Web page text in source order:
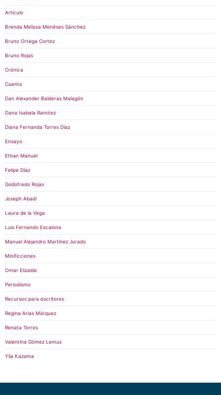
Artículo
Brenda Melissa Menéses Sánchez
Bruno Ortega Cortez
Bruno Rojas
Crónica
Cuento
Dan Alexander Balderas Malagón
Dana Isabela Ramírez
Diana Fernanda Torres Díaz
Ensayo
Ethan Manuel
Felipe Díaz
Godofredo Rojas
Joseph Abadi
Laura de la Vega
Luis Fernando Escalona
Manuel Alejandro Martínez Jurado
Minificciones
Omar Elizalde
Periodismo
Recursos para escritores
Regina Arias Márquez
Renata Torres
Valentina Gómez Lemus
Ylia Kazama